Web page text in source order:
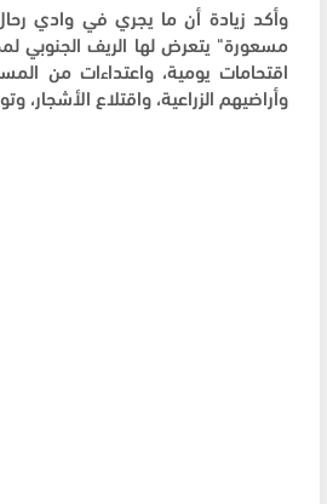
وأكد زيادة أن ما يجري في وادي
مسعورة" يتعرض لها الريف الجنوبي
اقتحامات يومية، واعتداءات من
وأراضيهم الزراعية، واقتلاع الأشجار،